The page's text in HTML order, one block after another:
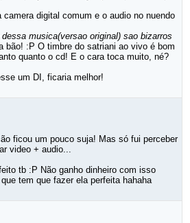
camera digital comum e o audio no nuendo
musica(versao original) sao bizarros
bão! :P O timbre do satriani ao vivo é bom
quanto o cd! E o cara toca muito, né?
um DI, ficaria melhor!
ficou um pouco suja! Mas só fui perceber
video + audio...
tb :P Não ganho dinheiro com isso
tem que fazer ela perfeita hahaha